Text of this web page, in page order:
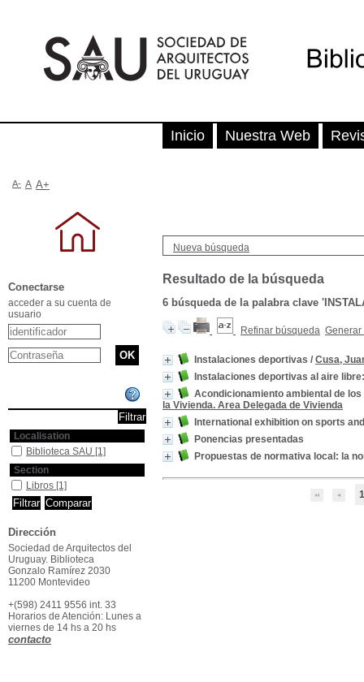
Nueva búsqueda
Resultado de la búsqueda
6 búsqueda de la palabra clave
Refinar búsqueda Generar
Instalaciones deportivas / Cusa,
Instalaciones deportivas al aire
Acondicionamiento ambiental de
la Vivienda. Area Delegada de Vivienda
International exhibition on sports
Ponencias presentadas
Propuestas de normativa local: la
1
Inicio Nuestra Web
A- A A+
Conectarse
acceder a su cuenta de
usuario
Localisation
Biblioteca SAU [1]
Section
Libros [1]
Dirección
Sociedad de Arquitectos del
Uruguay. Biblioteca
Gonzalo Ramírez 2030
11200 Montevideo
+(598) 2411 9556 int. 33
Horarios de Atención: Lunes a
viernes de 14 hs a 20 hs
contacto